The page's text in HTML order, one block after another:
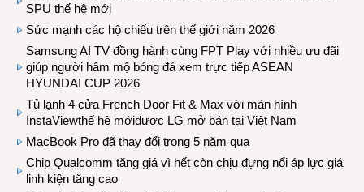
SPU thế hệ mới
Sức mạnh các hộ chiếu trên thế giới năm 2026
Samsung AI TV đồng hành cùng FPT Play với nhiều ưu đãi
giúp người hâm mộ bóng đá xem trực tiếp ASEAN
HYUNDAI CUP 2026
Tủ lạnh 4 cửa French Door Fit & Max với màn hình
InstaViewthế hệ mớiđược LG mở bán tại Việt Nam
MacBook Pro đã thay đổi trong 5 năm qua
Chip Qualcomm tăng giá vì hết còn chịu đựng nổi áp lực giá
linh kiện tăng cao